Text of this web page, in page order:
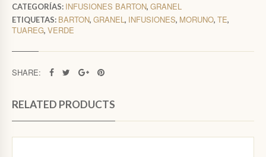
CATEGORÍAS: INFUSIONES BARTON, GRANEL
ETIQUETAS: BARTON, GRANEL , INFUSIONES, MORUNO, TE,
TUAREG, VERDE
SHARE:
RELATED PRODUCTS